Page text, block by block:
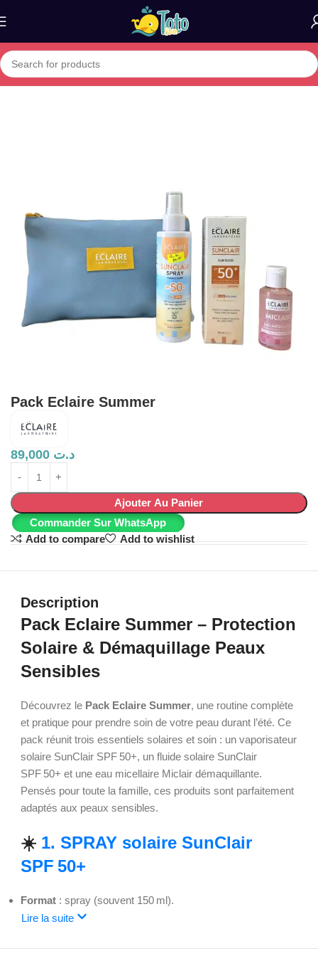
Home»Boutique»Pack Eclaire Summer
Pack Eclaire Summer
د.ت
Ajouter Au Panier
Commander Sur WhatsApp
Add to compare
Add to wishlist
Description
Pack Eclaire Summer – Protection
Solaire & Démaquillage Peaux
Sensibles
Découvrez le Pack Eclaire Summer, une routine complète
et pratique pour prendre soin de votre peau durant l’été. Ce
pack réunit trois essentiels solaires et soin : un vaporisateur
solaire SunClair SPF 50+, un fluide solaire SunClair
SPF 50+ et une eau micellaire Miclair démaquillante.
Pensés pour toute la famille, ces produits sont parfaitement
adaptés aux peaux sensibles.
☀️ 1. SPRAY solaire SunClair
SPF 50+
Format : spray (souvent 150 ml).
UVA et UVB, idéale pour enfants et adultes
Lire la suite